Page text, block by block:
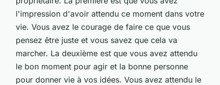
l'impression d'avoir attendu ce moment dans votre
vie. Vous avez le courage de faire ce que vous
pensez être juste et vous savez que cela va
marcher. La deuxième est que vous avez attendu
le bon moment pour agir et la bonne personne
pour donner vie à vos idées. Vous avez attendu le